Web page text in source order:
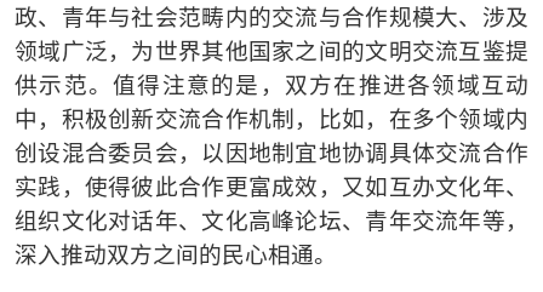
政、青年与社会范畴内的交流与合作规模大、涉及
领域广泛，为世界其他国家之间的文明交流互鉴提
供示范。值得注意的是，双方在推进各领域互动
中，积极创新交流合作机制，比如，在多个领域内
创设混合委员会，以因地制宜地协调具体交流合作
实践，使得彼此合作更富成效，又如互办文化年、
组织文化对话年、文化高峰论坛、青年交流年等，
深入推动双方之间的民心相通。